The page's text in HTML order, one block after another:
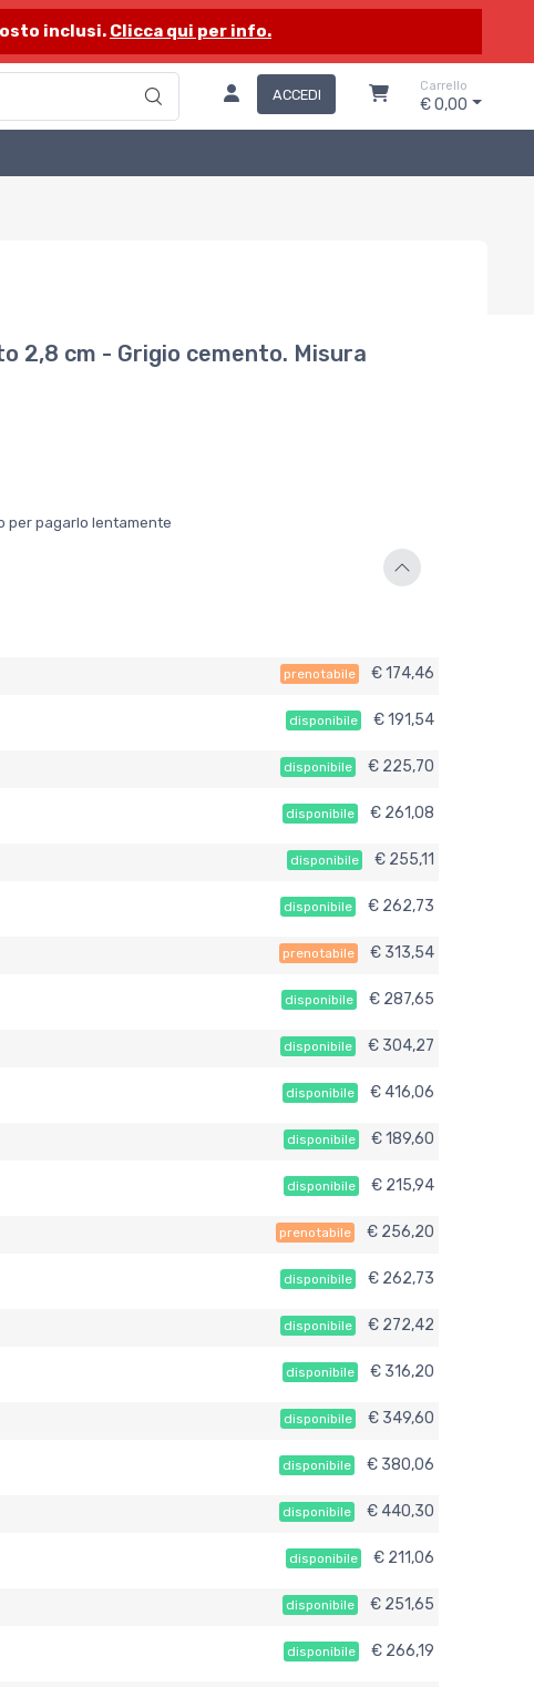
inclusi. Clicca qui per info.
ACCEDI
Carrello
€ 0,00
2,8 cm - Grigio cemento. Misura
per pagarlo lentamente
prenotabile € 174,46
disponibile € 191,54
disponibile € 225,70
disponibile € 261,08
disponibile € 255,11
disponibile € 262,73
prenotabile € 313,54
disponibile € 287,65
disponibile € 304,27
disponibile € 416,06
disponibile € 189,60
disponibile € 215,94
prenotabile € 256,20
disponibile € 262,73
disponibile € 272,42
disponibile € 316,20
disponibile € 349,60
disponibile € 380,06
disponibile € 440,30
disponibile € 211,06
disponibile € 251,65
disponibile € 266,19